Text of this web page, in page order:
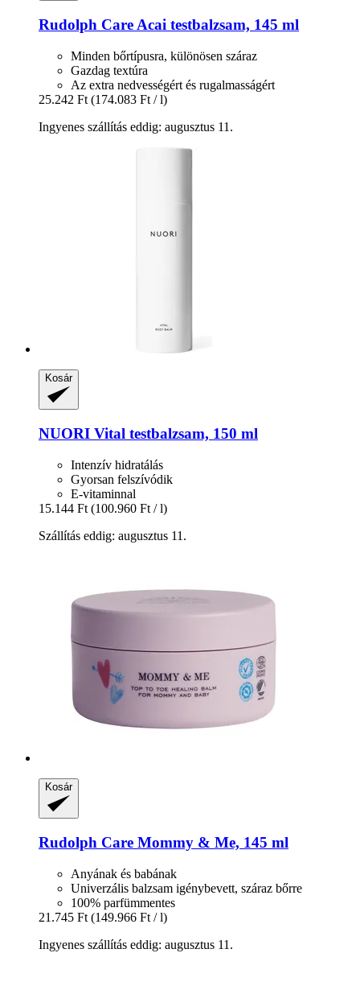
Rudolph Care Acai testbalzsam, 145 ml
Minden bőrtípusra, különösen száraz
Gazdag textúra
Az extra nedvességért és rugalmasságért
25.242 Ft (174.083 Ft / l)
Ingyenes szállítás eddig: augusztus 11.
Kosár
NUORI Vital testbalzsam, 150 ml
Intenzív hidratálás
Gyorsan felszívódik
E-vitaminnal
15.144 Ft (100.960 Ft / l)
Szállítás eddig: augusztus 11.
Kosár
Rudolph Care Mommy & Me, 145 ml
Anyának és babának
Univerzális balzsam igénybevett, száraz bőrre
100% parfümmentes
21.745 Ft (149.966 Ft / l)
Ingyenes szállítás eddig: augusztus 11.